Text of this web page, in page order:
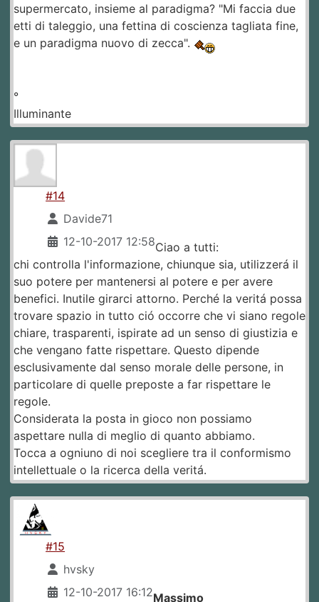
supermercato, insieme al paradigma? "Mi faccia due
etti di taleggio, una fettina di coscienza tagliata fine,
e un paradigma nuovo di zecca".
°
Illuminante
#14
Davide71
12-10-2017 12:58Ciao a tutti:
chi controlla l'informazione, chiunque sia, utilizzerá il
suo potere per mantenersi al potere e per avere
benefici. Inutile girarci attorno. Perché la veritá possa
trovare spazio in tutto ció occorre che vi siano regole
chiare, trasparenti, ispirate ad un senso di giustizia e
che vengano fatte rispettare. Questo dipende
esclusivamente dal senso morale delle persone, in
particolare di quelle preposte a far rispettare le
regole.
Considerata la posta in gioco non possiamo
aspettare nulla di meglio di quanto abbiamo.
Tocca a ogniuno di noi scegliere tra il conformismo
intellettuale o la ricerca della veritá.
#15
hvsky
12-10-2017 16:12Massimo